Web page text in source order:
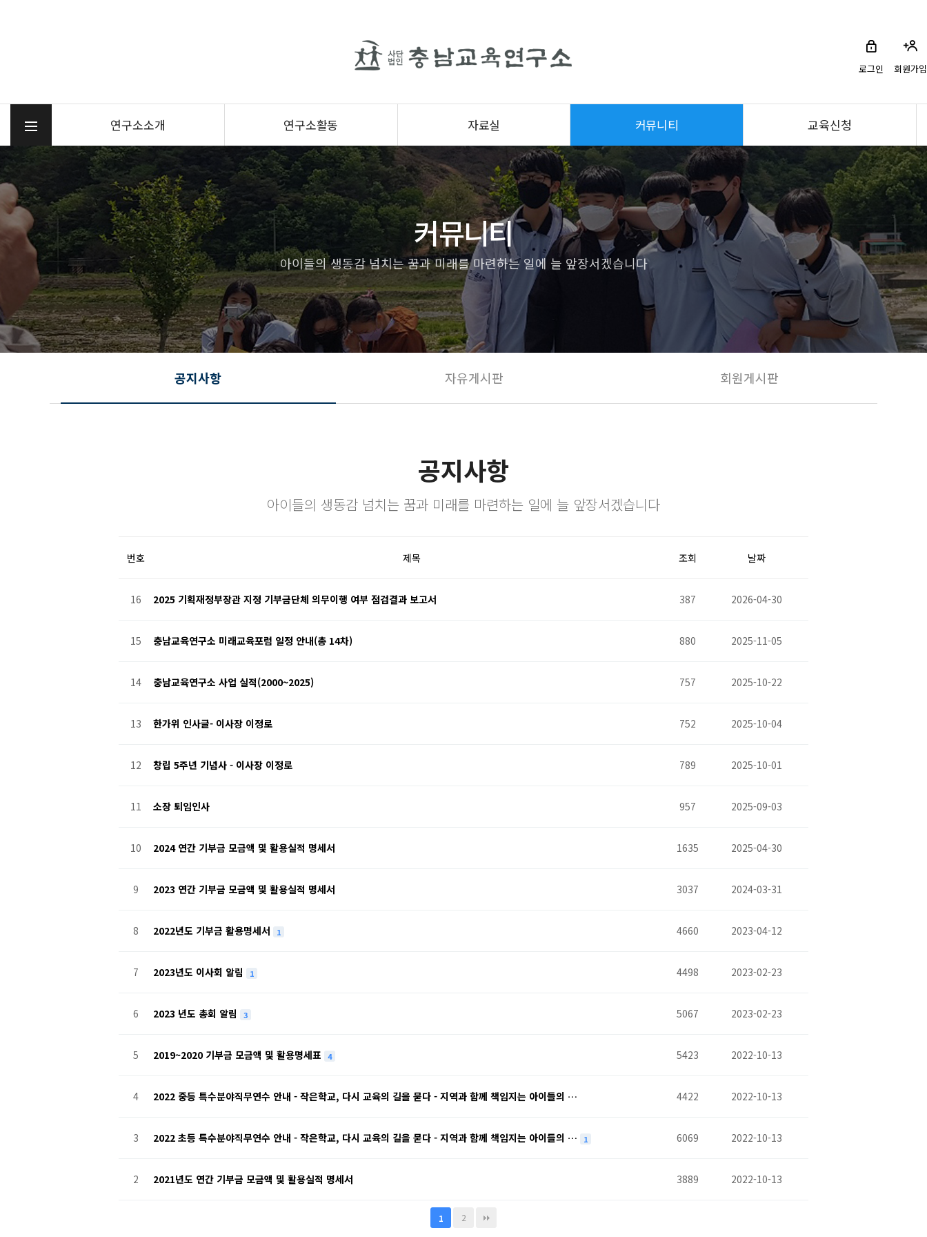
로그인 회원가입
연구소소개 연구소활동 자료실 커뮤니티 교육신청
커뮤니티
아이들의 생동감 넘치는 꿈과 미래를 마련하는 일에 늘 앞장서겠습니다
공지사항 자유게시판 회원게시판
공지사항
아이들의 생동감 넘치는 꿈과 미래를 마련하는 일에 늘 앞장서겠습니다
번호 제목 조회 날짜
16 2025 기획재정부장관 지정 기부금단체 의무이행 여부 점검결과 보고서 387 2026-04-30
15 충남교육연구소 미래교육포럼 일정 안내(총 14차) 880 2025-11-05
14 충남교육연구소 사업 실적(2000~2025) 757 2025-10-22
13 한가위 인사글- 이사장 이정로 752 2025-10-04
12 창립 5주년 기념사 - 이사장 이정로 789 2025-10-01
11 소장 퇴임인사 957 2025-09-03
10 2024 연간 기부금 모금액 및 활용실적 명세서 1635 2025-04-30
9 2023 연간 기부금 모금액 및 활용실적 명세서 3037 2024-03-31
8 2022년도 기부금 활용명세서 1 4660 2023-04-12
7 2023년도 이사회 알림 1 4498 2023-02-23
6 2023 년도 총회 알림 3 5067 2023-02-23
5 2019~2020 기부금 모금액 및 활용명세표 4 5423 2022-10-13
4 2022 중등 특수분야직무연수 안내 - 작은학교, 다시 교육의 길을 묻다 - 지역과 함께 책임지는 아이들의 … 4422 2022-10-13
3 2022 초등 특수분야직무연수 안내 - 작은학교, 다시 교육의 길을 묻다 - 지역과 함께 책임지는 아이들의 … 1 6069 2022-10-13
2 2021년도 연간 기부금 모금액 및 활용실적 명세서 3889 2022-10-13
1 2